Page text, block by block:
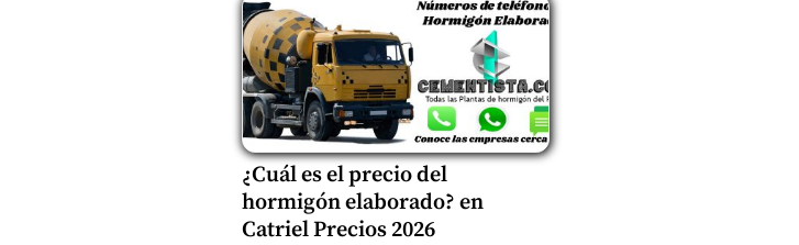
¿Cuál es el precio del
hormigón elaborado? en
Catriel Precios 2026